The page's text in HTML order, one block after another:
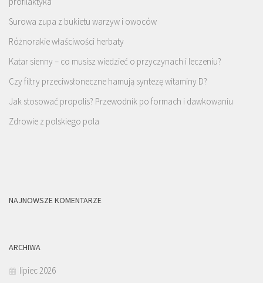
Surowa zupa z bukietu warzyw i owoców
Różnorakie właściwości herbaty
Katar sienny – co musisz wiedzieć o przyczynach i leczeniu?
Czy filtry przeciwsłoneczne hamują syntezę witaminy D?
Jak stosować propolis? Przewodnik po formach i dawkowaniu
Zdrowie z polskiego pola
NAJNOWSZE KOMENTARZE
ARCHIWA
lipiec 2026